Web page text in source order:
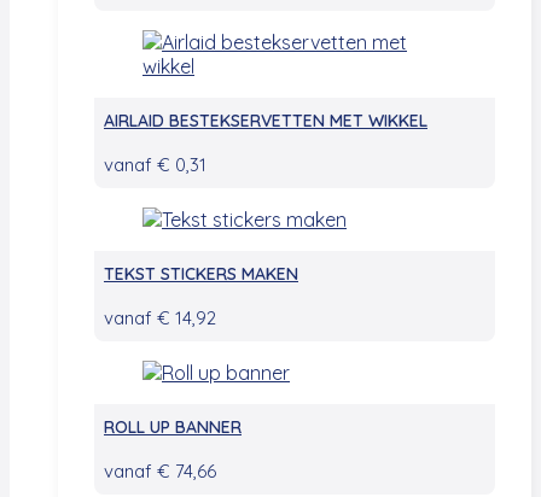
AIRLAID BESTEKSERVETTEN MET WIKKEL
vanaf € 0,31
TEKST STICKERS MAKEN
vanaf € 14,92
ROLL UP BANNER
vanaf € 74,66